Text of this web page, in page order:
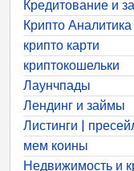
Кредитование и
Крипто
крипто карти
криптокошельки
Лаунчпады
Лендинг и займы
Листинги |
мем коины
Недвижимость и